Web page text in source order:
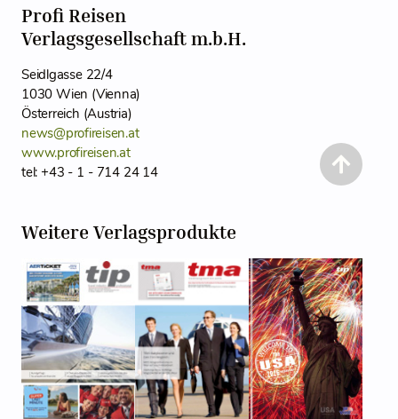
Profi Reisen
Verlagsgesellschaft m.b.H.
Seidlgasse 22/4
1030 Wien (Vienna)
Österreich (Austria)
news@profireisen.at
www.profireisen.at
tel: +43 - 1 - 714 24 14
Weitere Verlagsprodukte